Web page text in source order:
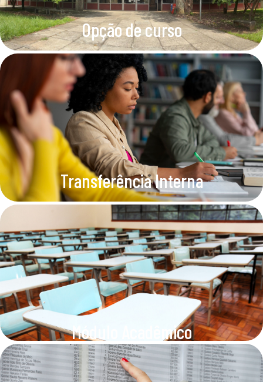
Opção de curso
Transferência Interna
Módulo Acadêmico